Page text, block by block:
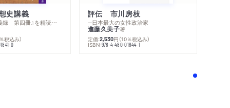
花粉症――あるいは遊牧有害論
史講義
─『丸山眞男講義録 第四冊』を精読する
税込み）
0
評伝 市川房枝
─日本最大の女性政治家
進藤久美子著
定価:2,530円 （10％税込み）
ISBN:978-4-480-01844-1